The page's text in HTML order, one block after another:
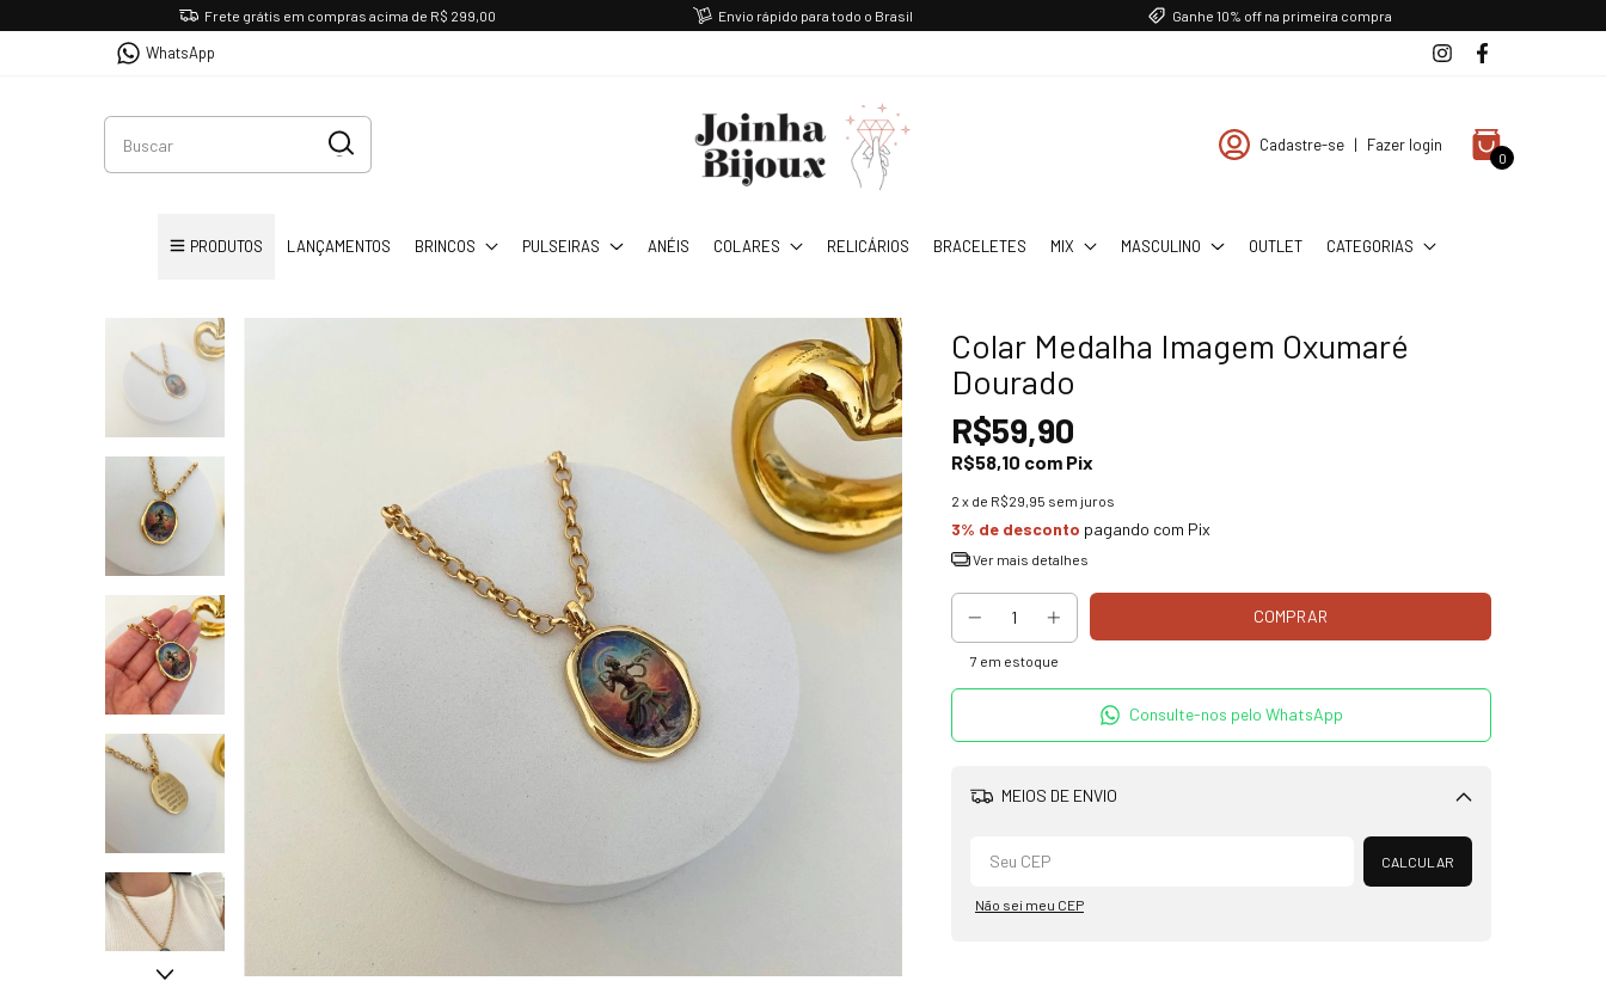
Frete grátis em compras acima de R$ 299,00 Envio rápido para todo o Brasil Ganhe 10% off na primeira compra
WhatsApp
Cadastre-se | Fazer login
0
PRODUTOS LANÇAMENTOS BRINCOS PULSEIRAS ANÉIS COLARES RELICÁRIOS BRACELETES MIX MASCULINO OUTLET CATEGORIAS
Colar Medalha Imagem Oxumaré
Dourado
R$59,90
R$58,10 com Pix
2 x de R$29,95 sem juros
3% de desconto pagando com Pix
Ver mais detalhes
7 em estoque
Consulte-nos pelo WhatsApp
MEIOS DE ENVIO
Alterar CEP
CALCULAR
Não sei meu CEP